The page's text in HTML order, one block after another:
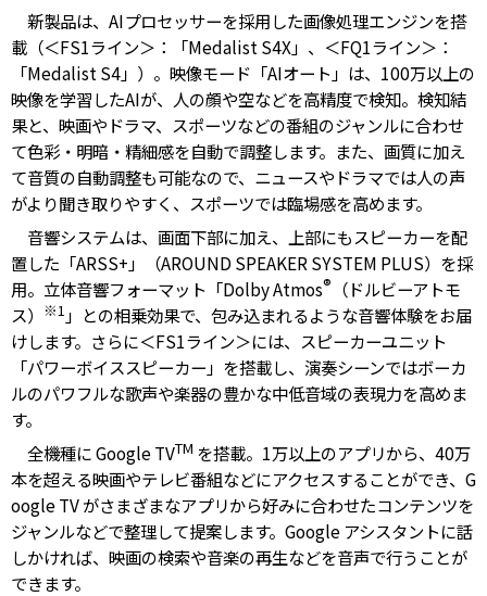
新製品は、AIプロセッサーを採用した画像処理エンジンを搭
載（＜FS1ライン＞：「Medalist S4X」、＜FQ1ライン＞：
「Medalist S4」）。映像モード「AIオート」は、100万以上の
映像を学習したAIが、人の顔や空などを高精度で検知。検知結
果と、映画やドラマ、スポーツなどの番組のジャンルに合わせ
て色彩・明暗・精細感を自動で調整します。また、画質に加え
て音質の自動調整も可能なので、ニュースやドラマでは人の声
がより聞き取りやすく、スポーツでは臨場感を高めます。
音響システムは、画面下部に加え、上部にもスピーカーを配
置した「ARSS+」（AROUND SPEAKER SYSTEM PLUS）を採
用。立体音響フォーマット「Dolby Atmos® （ドルビーアトモ
ス） ※1 」との相乗効果で、包み込まれるような音響体験をお届
けします。さらに＜FS1ライン＞には、スピーカーユニット
「パワーボイススピーカー」を搭載し、演奏シーンではボーカ
ルのパワフルな歌声や楽器の豊かな中低音域の表現力を高めま
す。
全機種に Google TVTM を搭載。1万以上のアプリから、40万
本を超える映画やテレビ番組などにアクセスすることができ、G
oogle TV がさまざまなアプリから好みに合わせたコンテンツを
ジャンルなどで整理して提案します。Google アシスタントに話
しかければ、映画の検索や音楽の再生などを音声で行うことが
できます。